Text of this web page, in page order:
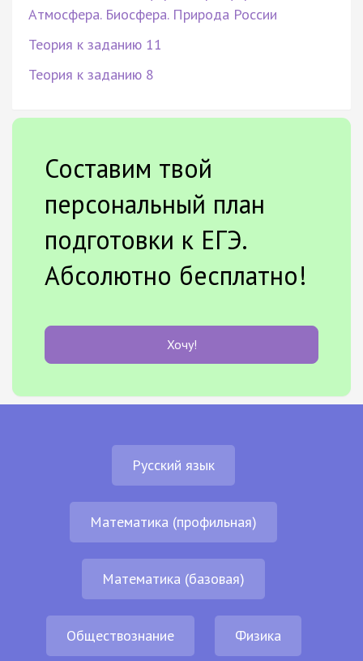
Атмосфера. Биосфера. Природа России
Теория к заданию 11
Теория к заданию 8
Составим твой
персональный план
подготовки к ЕГЭ.
Абсолютно бесплатно!
Хочу!
Русский язык
Математика (профильная)
Математика (базовая)
Обществознание Физика